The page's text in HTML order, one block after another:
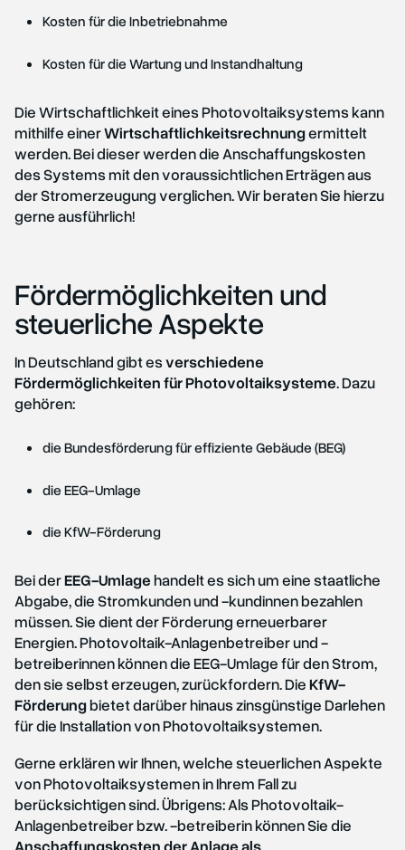
Kosten für die Inbetriebnahme
Kosten für die Wartung und Instandhaltung
Die Wirtschaftlichkeit eines Photovoltaiksystems kann
mithilfe einerWirtschaftlichkeitsrechnungermittelt
werden. Bei dieser werden die Anschaffungskosten
des Systems mit den voraussichtlichen Erträgen aus
der Stromerzeugung verglichen. Wir beraten Sie hierzu
gerne ausführlich!
Fördermöglichkeiten und
steuerliche Aspekte
In Deutschland gibt esverschiedene
Fördermöglichkeiten für Photovoltaiksysteme. Dazu
gehören:
die Bundesförderung für effiziente Gebäude (BEG)
die EEG-Umlage
die KfW-Förderung
Bei derEEG-Umlagehandelt es sich um eine staatliche
Abgabe, die Stromkunden und -kundinnen bezahlen
müssen. Sie dient der Förderung erneuerbarer
Energien. Photovoltaik-Anlagenbetreiber und -
betreiberinnen können die EEG-Umlage für den Strom,
den sie selbst erzeugen, zurückfordern. DieKfW-
Förderungbietet darüber hinaus zinsgünstige Darlehen
für die Installation von Photovoltaiksystemen.
Gerne erklären wir Ihnen, welche steuerlichen Aspekte
von Photovoltaiksystemen in Ihrem Fall zu
berücksichtigen sind. Übrigens: Als Photovoltaik-
Anlagenbetreiber bzw. -betreiberin können Sie die
Anschaffungskosten der Anlage als